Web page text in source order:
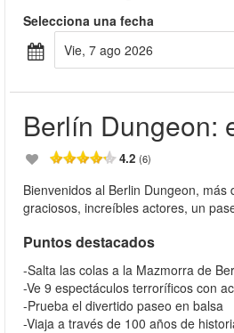
Selecciona una fecha
vie, 7 ago 2026
Berlín Dungeon:
4.2 (6)
Bienvenidos al Berlin Dungeon,
graciosos, increíbles actores, un
Puntos destacados
-Salta las colas a la Mazmorra de
-Ve 9 espectáculos terroríficos con
-Prueba el divertido paseo en balsa
-Viaja a través de 100 años de